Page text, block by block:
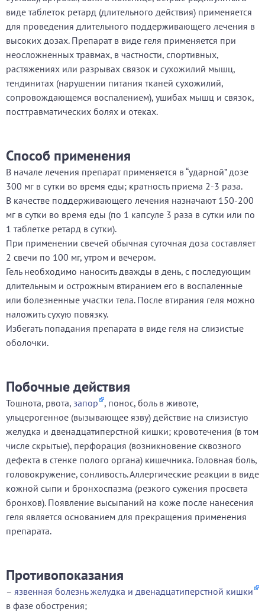
виде таблеток ретард (длительного действия) применяется
для проведения длительного поддерживающего лечения в
высоких дозах. Препарат в виде геля применяется при
неосложненных травмах, в частности, спортивных,
растяжениях или разрывах связок и сухожилий мышц,
тендинитах (нарушении питания тканей сухожилий,
сопровождающемся воспалением), ушибах мышц и связок,
посттравматических болях и отеках.
Способ применения
В начале лечения препарат применяется в “ударной” дозе
300 мг в сутки во время еды; кратность приема 2-3 раза.
В качестве поддерживающего лечения назначают 150-200
мг в сутки во время еды (по 1 капсуле 3 раза в сутки или по
1 таблетке ретард в сутки).
При применении свечей обычная суточная доза составляет
2 свечи по 100 мг, утром и вечером.
Гель необходимо наносить дважды в день, с последующим
длительным и острожным втиранием его в воспаленные
или болезненные участки тела. После втирания геля можно
наложить сухую повязку.
Избегать попадания препарата в виде геля на слизистые
оболочки.
Побочные действия
Тошнота, рвота, запор , понос, боль в животе,
ульцерогенное (вызывающее язву) действие на слизистую
желудка и двенадцатиперстной кишки; кровотечения (в том
числе скрытые), перфорация (возникновение сквозного
дефекта в стенке полого органа) кишечника. Головная боль,
головокружение, сонливость. Аллергические реакции в виде
кожной сыпи и бронхоспазма (резкого сужения просвета
бронхов). Появление высыпаний на коже после нанесения
геля является основанием для прекращения применения
препарата.
Противопоказания
– язвенная болезнь желудка и двенадцатиперстной кишки
в фазе обострения;